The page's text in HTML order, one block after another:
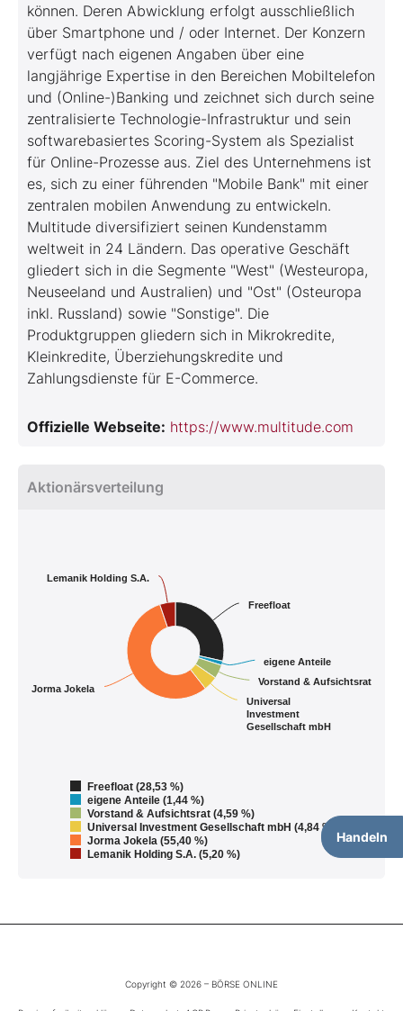
Handeln
können. Deren Abwicklung erfolgt ausschließlich
über Smartphone und / oder Internet. Der Konzern
verfügt nach eigenen Angaben über eine
langjährige Expertise in den Bereichen Mobiltelefon
und (Online-)Banking und zeichnet sich durch seine
zentralisierte Technologie-Infrastruktur und sein
softwarebasiertes Scoring-System als Spezialist
für Online-Prozesse aus. Ziel des Unternehmens ist
es, sich zu einer führenden "Mobile Bank" mit einer
zentralen mobilen Anwendung zu entwickeln.
Multitude diversifiziert seinen Kundenstamm
weltweit in 24 Ländern. Das operative Geschäft
gliedert sich in die Segmente "West" (Westeuropa,
Neuseeland und Australien) und "Ost" (Osteuropa
inkl. Russland) sowie "Sonstige". Die
Produktgruppen gliedern sich in Mikrokredite,
Kleinkredite, Überziehungskredite und
Zahlungsdienste für E-Commerce.
Offizielle Webseite: https://www.multitude.com
Aktionärsverteilung
Freefloat
eigene Anteile
Vorstand & Aufsichtsrat
Universal
Investment
Gesellschaft mbH
Jorma Jokela
Lemanik Holding S.A.
Freefloat (28,53 %)
eigene Anteile (1,44 %)
Vorstand & Aufsichtsrat (4,59 %)
Universal Investment Gesellschaft mbH (4,84 %)
Jorma Jokela (55,40 %)
Lemanik Holding S.A. (5,20 %)
Copyright © 2026 – BÖRSE ONLINE